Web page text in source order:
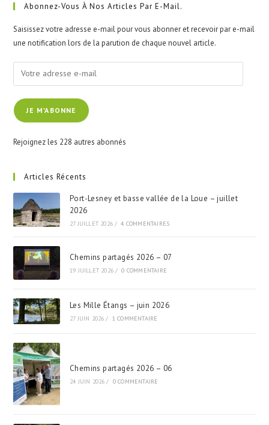
Abonnez-Vous À Nos Articles Par E-Mail.
Saisissez votre adresse e-mail pour vous abonner et recevoir par e-mail
une notification lors de la parution de chaque nouvel article.
Votre
adresse
e-
mailJE M'ABONNE
Rejoignez les 228 autres abonnés
Articles Récents
Port-Lesney et basse vallée de la Loue – juillet
2026
27 JUILLET 2026 / 4 COMMENTAIRES
Chemins partagés 2026 – 07
19 JUILLET 2026 / 0 COMMENTAIRE
Les Mille Étangs – juin 2026
27 JUIN 2026 / 1 COMMENTAIRE
Chemins partagés 2026 – 06
24 JUIN 2026 / 0 COMMENTAIRE